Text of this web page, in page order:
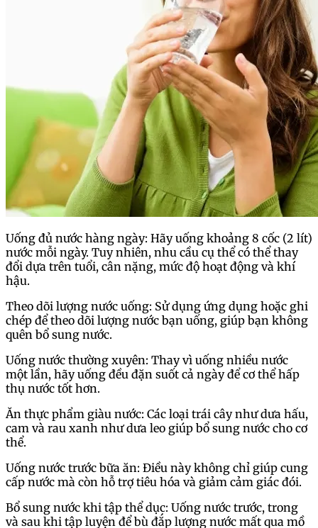
Uống đủ nước hàng ngày: Hãy uống khoảng 8 cốc (2 lít)
nước mỗi ngày. Tuy nhiên, nhu cầu cụ thể có thể thay
đổi dựa trên tuổi, cân nặng, mức độ hoạt động và khí
hậu.
Theo dõi lượng nước uống: Sử dụng ứng dụng hoặc ghi
chép để theo dõi lượng nước bạn uống, giúp bạn không
quên bổ sung nước.
Uống nước thường xuyên: Thay vì uống nhiều nước
một lần, hãy uống đều đặn suốt cả ngày để cơ thể hấp
thụ nước tốt hơn.
Ăn thực phẩm giàu nước: Các loại trái cây như dưa hấu,
cam và rau xanh như dưa leo giúp bổ sung nước cho cơ
thể.
Uống nước trước bữa ăn: Điều này không chỉ giúp cung
cấp nước mà còn hỗ trợ tiêu hóa và giảm cảm giác đói.
Bổ sung nước khi tập thể dục: Uống nước trước, trong
và sau khi tập luyện để bù đắp lượng nước mất qua mồ